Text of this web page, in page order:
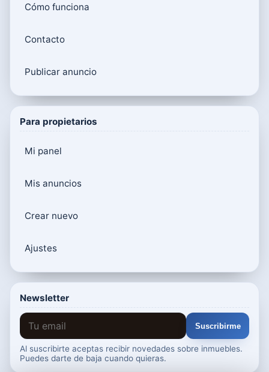
Cómo funciona
Contacto
Publicar anuncio
Para propietarios
Mi panel
Mis anuncios
Crear nuevo
Ajustes
Newsletter
Suscribirme
Al suscribirte aceptas recibir novedades sobre inmuebles.
Puedes darte de baja cuando quieras.